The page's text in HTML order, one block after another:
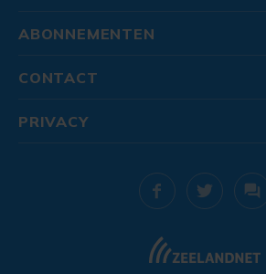
ABONNEMENTEN
CONTACT
PRIVACY